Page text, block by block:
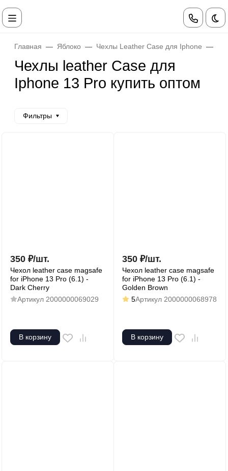
Главная Яблоко Чехлы Leather Case для Iphone
Чехлы leather Case для
Iphone 13 Pro купить оптом
Фильтры
350 ₽/шт.
Чехол leather case magsafe
for iPhone 13 Pro (6.1) -
Dark Cherry
Артикул 2000000069029
В корзину
350 ₽/шт.
Чехол leather case magsafe
for iPhone 13 Pro (6.1) -
Golden Brown
5Артикул 2000000068978
В корзину